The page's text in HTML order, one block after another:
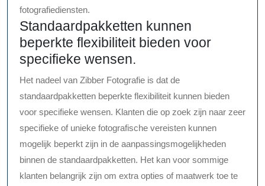
fotografiediensten.
Standaardpakketten kunnen
beperkte flexibiliteit bieden voor
specifieke wensen.
Het nadeel van Zibber Fotografie is dat de
standaardpakketten beperkte flexibiliteit kunnen bieden
voor specifieke wensen. Klanten die op zoek zijn naar zeer
specifieke of unieke fotografische vereisten kunnen
mogelijk beperkt zijn in de aanpassingsmogelijkheden
binnen de standaardpakketten. Het kan voor sommige
klanten belangrijk zijn om extra opties of maatwerk toe te